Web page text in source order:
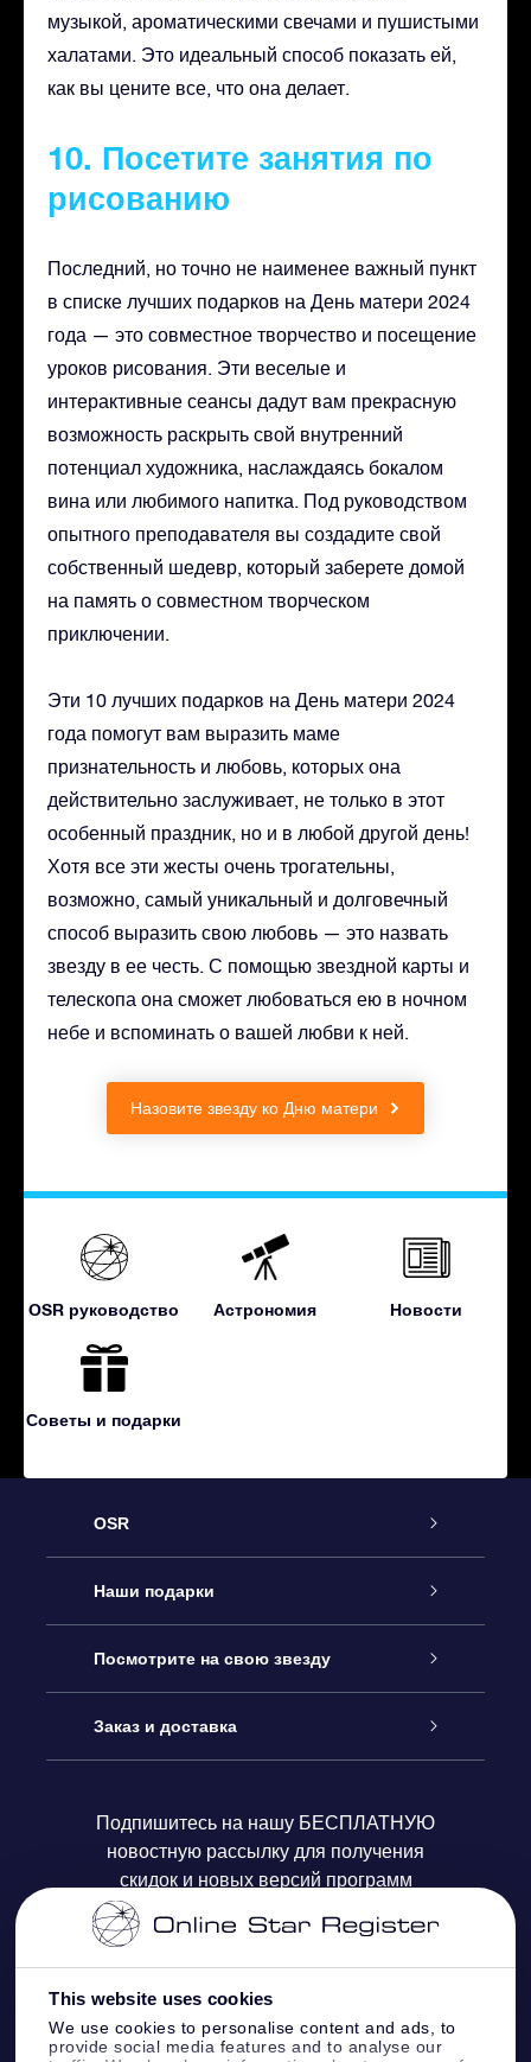
This website uses cookies
We use cookies to personalise content and ads, to
provide social media features and to analyse our
музыкой, ароматическими свечами и пушистыми
халатами. Это идеальный способ показать ей,
как вы цените все, что она делает.
10. Посетите занятия по
рисованию
Последний, но точно не наименее важный пункт
в списке лучших подарков на День матери 2024
года — это совместное творчество и посещение
уроков рисования. Эти веселые и
интерактивные сеансы дадут вам прекрасную
возможность раскрыть свой внутренний
потенциал художника, наслаждаясь бокалом
вина или любимого напитка. Под руководством
опытного преподавателя вы создадите свой
собственный шедевр, который заберете домой
на память о совместном творческом
приключении.
Эти 10 лучших подарков на День матери 2024
года помогут вам выразить маме
признательность и любовь, которых она
действительно заслуживает, не только в этот
особенный праздник, но и в любой другой день!
Хотя все эти жесты очень трогательны,
возможно, самый уникальный и долговечный
способ выразить свою любовь — это назвать
звезду в ее честь. С помощью звездной карты и
телескопа она сможет любоваться ею в ночном
небе и вспоминать о вашей любви к ней.
Назовите звезду ко Дню матери
OSR руководство Астрономия Новости
Советы и подарки
OSR
Обслуживание
Как с нами связаться
Блог
Отзывы
Наши подарки
Онлайн подарок Online Star Gift
Подарочный набор OSR
Подарочная карта OSR
Корпоративные подарки
Посмотрите на свою звезду
Звездный реестр
Персонализированная страница Star Page
One Million Stars
OSR Starsaver
VR-приложение Fly me to the stars
Заказ и доставка
Платежная информация
Информация по доставке
Политика возврата
Подпишитесь на нашу БЕСПЛАТНУЮ
новостную рассылку для получения
скидок и новых версий программ